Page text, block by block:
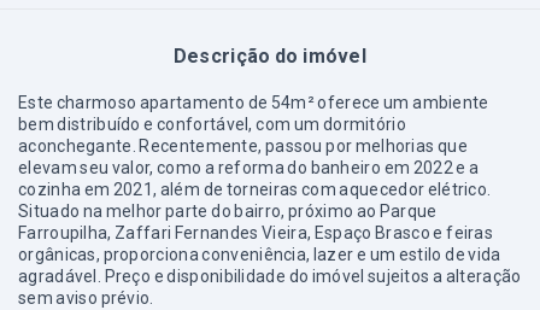
Descrição do imóvel
Este charmoso apartamento de 54m² oferece um ambiente
bem distribuído e confortável, com um dormitório
aconchegante. Recentemente, passou por melhorias que
elevam seu valor, como a reforma do banheiro em 2022 e a
cozinha em 2021, além de torneiras com aquecedor elétrico.
Situado na melhor parte do bairro, próximo ao Parque
Farroupilha, Zaffari Fernandes Vieira, Espaço Brasco e feiras
orgânicas, proporciona conveniência, lazer e um estilo de vida
agradável. Preço e disponibilidade do imóvel sujeitos a alteração
sem aviso prévio.